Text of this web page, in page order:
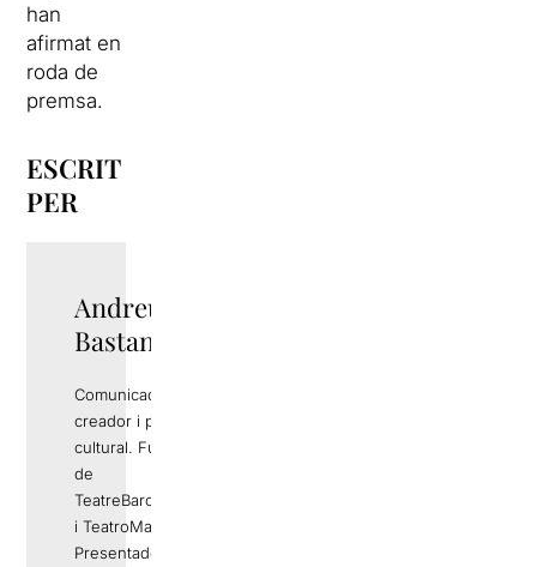
han
afirmat en
roda de
premsa.
ESCRIT
PER
Andreu Rami
Bastante
Comunicador,
creador i productor
cultural. Fundador
de
TeatreBarcelona.com
i TeatroMadrid.com.
Presentador del